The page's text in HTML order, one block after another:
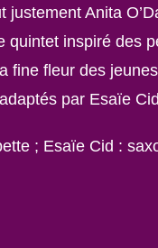
justement Anita
inspiré des
fine fleur des
par Esaïe
; Esaïe Cid :